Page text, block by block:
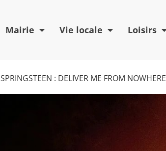
Mairie Vie locale Loisirs
SPRINGSTEEN : DELIVER ME FROM NOWHERE